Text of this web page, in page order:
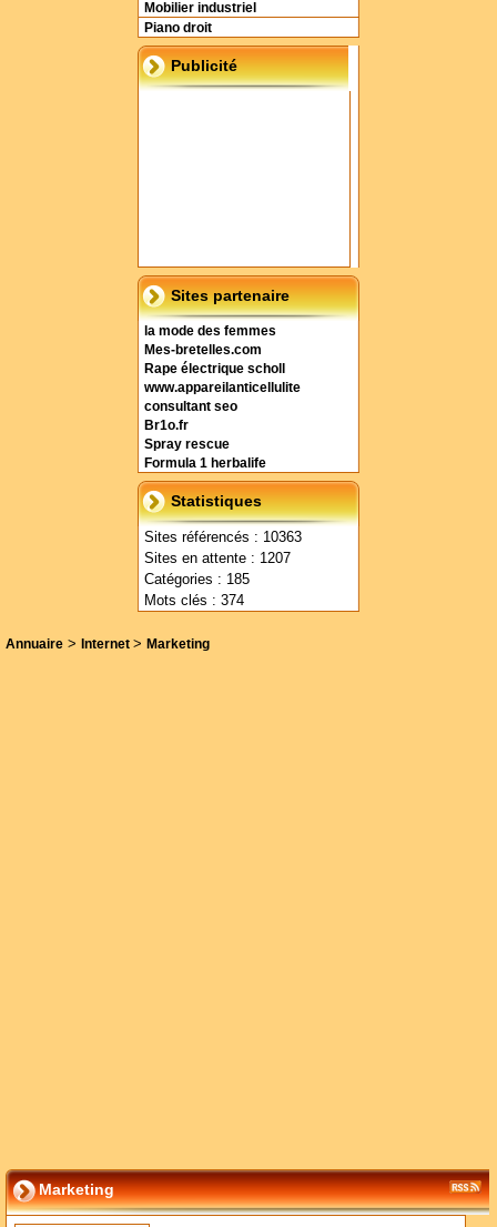
Mobilier industriel
Piano droit
Publicité
Sites partenaire
la mode des femmes
Mes-bretelles.com
Rape électrique scholl
www.appareilanticellulite
consultant seo
Br1o.fr
Spray rescue
Formula 1 herbalife
Statistiques
Sites référencés : 10363
Sites en attente : 1207
Catégories : 185
Mots clés : 374
Annuaire > Internet > Marketing
Marketing